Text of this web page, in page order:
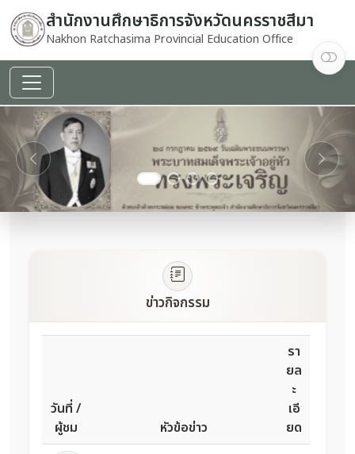
decoding="async"
fetchpriority="high"
referrerpolicy="no-
referrer">
สำนักงานศึกษาธิการจังหวัดนครราชสีมา
Nakhon Ratchasima Provincial Education Office
Previous Next
ข่าวกิจกรรม
วันที่ /
ผู้ชม
หัวข้อข่าว
รา
ยล
ะ
เอี
ยด